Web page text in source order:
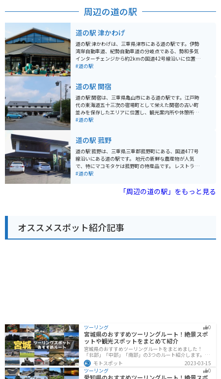
周辺の道の駅
道の駅 津かわげ
道の駅 津かわげは、三重県津市にある道の駅です。伊勢
湾岸自動車道、紀勢自動車道の分岐点である、勢和多気
インターチェンジから約2kmの国道42号線沿いに位置
し、交通アクセスも良好です。 地元の農産物や特産品を
で採れた新鮮な野菜や果物、松阪牛や伊勢えびなどを使
った加工品などが人気です。食事処では、松阪牛や伊勢
うどん、津ぎょうざなどのご当地グルメを楽しむことが
できます。 バイクで訪れる場合、道の駅には広い駐車場
と駐輪場が完備されているので安心です。周辺には、伊
三重県の観光を楽しむのも良いでしょう。
#道の駅
道の駅 関宿
道の駅 関宿は、三重県亀山市にある道の駅です。江戸時
代の東海道五十三次の宿場町として栄えた関宿の古い町
並みを保存したエリアに位置し、観光案内所や休憩所、
特産品販売所などが併設されています。 関宿は、今もな
な建造物が立ち並びます。特に、江戸時代の雰囲気を色
濃く残す「旧東海道」は、国の重要伝統的建造物群保存
地区に選定されており、散策に最適です。 バイクで訪れ
る場合、道の駅に関宿の駐車場にはバイク専用の駐輪ス
ペースがあります。また、関宿周辺には、鈴鹿スカイラ
した最中「関の戸」、亀山市の特産品である「ブドウ」
#道の駅
道の駅 菰野
道の駅 菰野は、三重県三重郡菰野町にある、国道477号
線沿いにある道の駅です。 地元の新鮮な農産物が人気
で、特にマコモタケは菰野町の特産品です。 レストラン
では、地元食材を使った料理や、松阪牛を使ったメニュ
場も広く停めやすいので安心です。 周辺には、湯の山温
泉や御在所岳など観光スポットも多いので、ツーリング
#道の駅
「周辺の道の駅」をもっと見る
オススメスポット紹介記事
ツーリング 0
宮城県のおすすめツーリングルート！絶景スポ
ットや観光スポットをまとめて紹介
宮城県のおすすめツーリングルートをまとめました！
「北部」「中部」「南部」の3つのルート紹介します。キ
ツネ村や広大な山や滝、湖などを歴史や自然を満喫する
ツーリングができます。バイクで宮城県にツーリングに
行く際は参考にしてください。
モトスポット
2023-03-15
ツーリング
0